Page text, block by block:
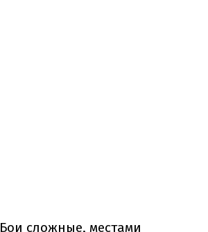
Бои сложные, местами